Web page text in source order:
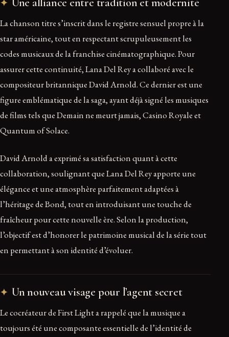
La chanson titre s’inscrit dans le registre sensuel propre à la
star américaine, tout en respectant scrupuleusement les
codes musicaux de la franchise cinématographique. Pour
assurer cette continuité, Lana Del Rey a collaboré avec le
compositeur britannique David Arnold. Ce dernier est une
figure emblématique de la saga, ayant déjà signé les musiques
de films tels que Demain ne meurt jamais, Casino Royale et
Quantum of Solace.
David Arnold a exprimé sa satisfaction quant à cette
collaboration, soulignant que Lana Del Rey apporte une
élégance et une atmosphère parfaitement adaptées à
l’héritage de Bond, tout en introduisant une touche de
fraîcheur pour cette nouvelle ère. Selon la production,
l’objectif est d’honorer le patrimoine musical de la série tout
en permettant à son identité d’évoluer.
Un nouveau visage pour l’agent secret
Le cocréateur de First Light a rappelé que la musique a
toujours été une composante essentielle de l’identité de